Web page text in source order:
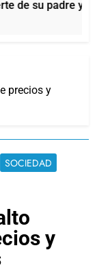
de su padre y
precios y
SOCIEDAD
y